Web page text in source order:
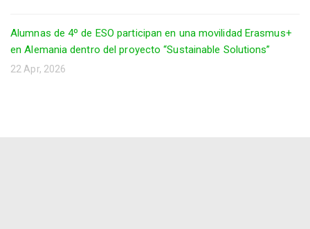
Alumnas de 4º de ESO participan en una movilidad Erasmus+
en Alemania dentro del proyecto “Sustainable Solutions”
22 Apr, 2026